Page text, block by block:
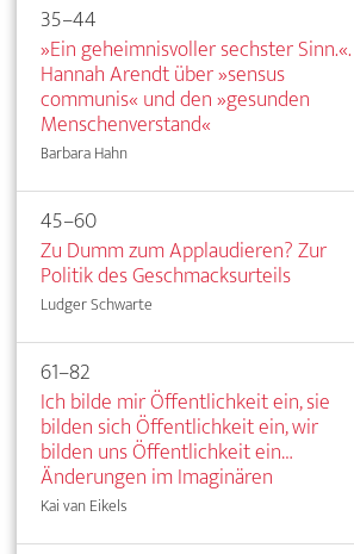
35–44
»Ein geheimnisvoller sechster Sinn.«.
Hannah Arendt über »sensus
communis« und den »gesunden
Menschenverstand«
Barbara Hahn
45–60
Zu Dumm zum Applaudieren? Zur
Politik des Geschmacksurteils
Ludger Schwarte
61–82
Ich bilde mir Öffentlichkeit ein, sie
bilden sich Öffentlichkeit ein, wir
bilden uns Öffentlichkeit ein…
Änderungen im Imaginären
Kai van Eikels